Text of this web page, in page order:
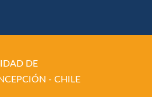
DE
- CHILE